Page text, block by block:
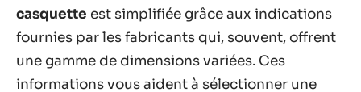
casquette est simplifiée grâce aux indications
fournies par les fabricants qui, souvent, offrent
une gamme de dimensions variées. Ces
informations vous aident à sélectionner une